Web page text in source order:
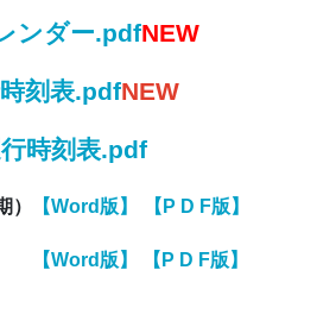
ンダー.pdfNEW
刻表.pdfNEW
時刻表.pdf
【Word版】 【P D F版】
【Word版】 【P D F版】